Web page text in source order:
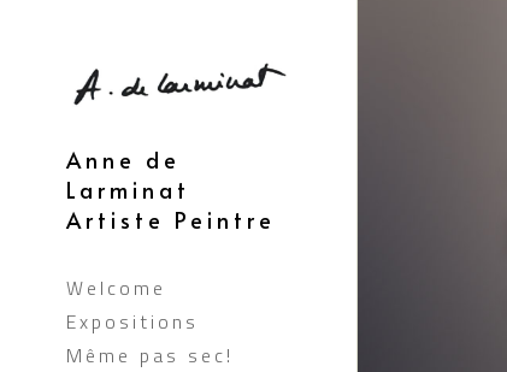
Anne de
Larminat
Artiste Peintre
Welcome
Expositions
Même pas sec!